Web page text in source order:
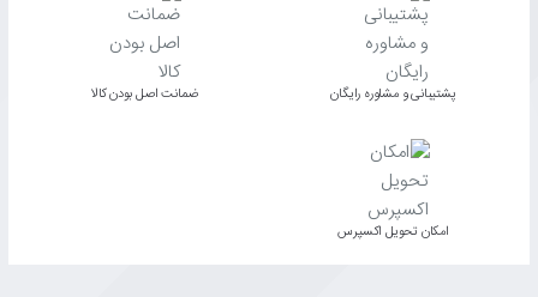
پشتیبانی و مشاوره رایگان ﺿﻤﺎﻧﺖ اﺻﻞ ﺑﻮدن ﮐﺎﻟﺎ
اﻣﮑﺎن ﺗﺤﻮﯾﻞ اﮐﺴﭙﺮس